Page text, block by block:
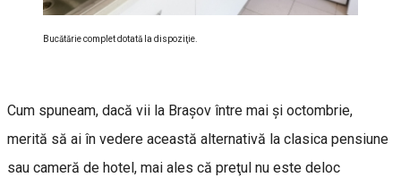
Bucătărie complet dotată la dispoziţie.
Cum spuneam, dacă vii la Braşov între mai şi octombrie,
merită să ai în vedere această alternativă la clasica pensiune
sau cameră de hotel, mai ales că preţul nu este deloc